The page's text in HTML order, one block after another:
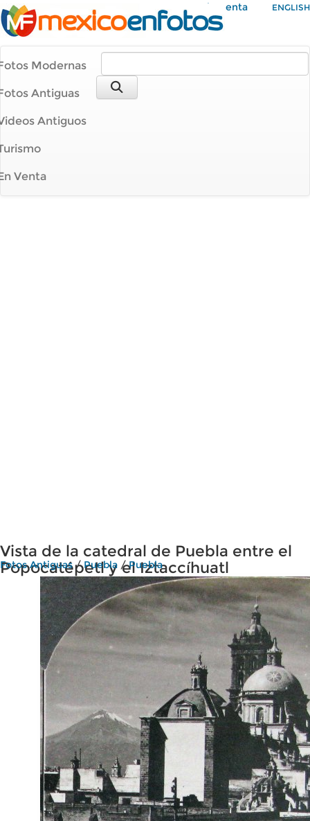
Mi Cuenta ENGLISH
Modernas
Antiguas
Antiguos
Venta
Vista de la catedral de Puebla entre el
Popocatépetl y el Iztaccíhuatl
Fotos Antiguas/Puebla /Puebla